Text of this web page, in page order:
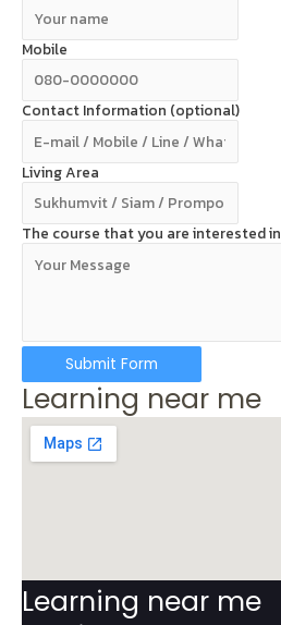
Mobile
Contact Information (optional)
Living Area
The course that you are interested in
Submit Form
Learning near me
Learning near me